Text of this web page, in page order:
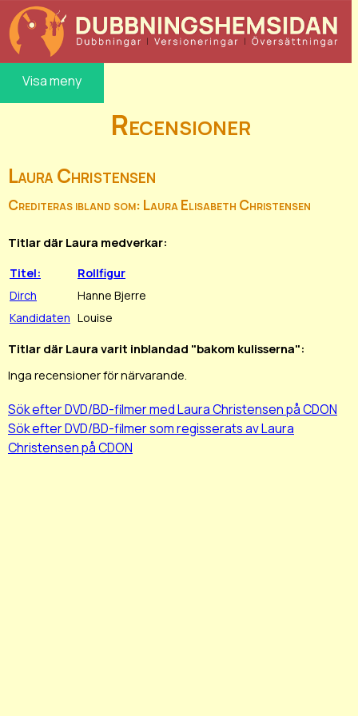
Visa meny
Recensioner
Laura Christensen
Crediteras ibland som: Laura Elisabeth Christensen
Titlar där Laura medverkar:
Titel:
Rollfigur
Dirch
Hanne Bjerre
Kandidaten Louise
Titlar där Laura varit inblandad "bakom kulisserna":
Inga recensioner för närvarande.
Sök efter DVD/BD-filmer med Laura Christensen på CDON
Sök efter DVD/BD-filmer som regisserats av Laura
Christensen på CDON